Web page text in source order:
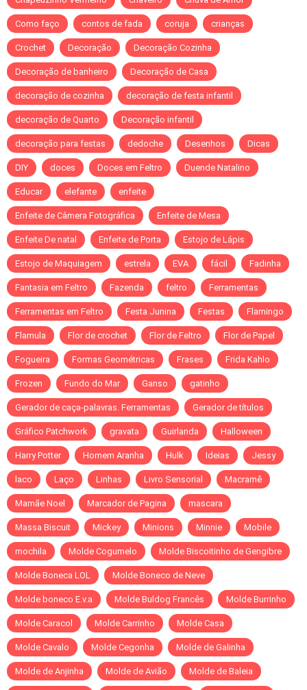
Como faço contos de fada coruja crianças
Crochet Decoração Decoração Cozinha
Decoração de banheiro Decoração de Casa
decoração de cozinha decoração de festa infantil
decoração de Quarto Decoração infantil
decoração para festas dedoche Desenhos Dicas
DIY doces Doces em Feltro Duende Natalino
Educar elefante enfeite
Enfeite de Câmera Fotográfica Enfeite de Mesa
Enfeite De natal Enfeite de Porta Estojo de Lápis
Estojo de Maquiagem estrela EVA fácil Fadinha
Fantasia em Feltro Fazenda feltro Ferramentas
Ferramentas em Feltro Festa Junina Festas Flamingo
Flamula Flor de crochet Flor de Feltro Flor de Papel
Fogueira Formas Geométricas Frases Frida Kahlo
Frozen Fundo do Mar Ganso gatinho
Gerador de caça-palavras. Ferramentas Gerador de títulos
Gráfico Patchwork gravata Guirlanda Halloween
Harry Potter Homem Aranha Hulk Ideias Jessy
laco Laço Linhas Livro Sensorial Macramê
Mamãe Noel Marcador de Pagina mascara
Massa Biscuit Mickey Minions Minnie Mobile
mochila Molde Cogumelo Molde Biscoitinho de Gengibre
Molde Boneca LOL Molde Boneco de Neve
Molde boneco E.v.a Molde Buldog Francês Molde Burrinho
Molde Caracol Molde Carrinho Molde Casa
Molde Cavalo Molde Cegonha Molde de Galinha
Molde de Anjinha Molde de Avião Molde de Baleia